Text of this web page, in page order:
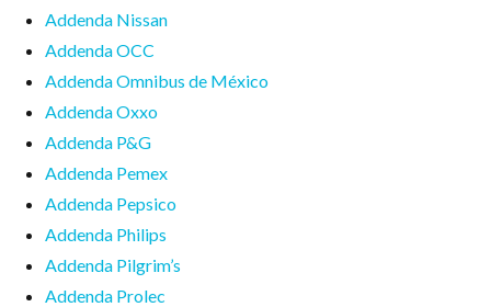
Addenda Nissan
Addenda OCC
Addenda Omnibus de México
Addenda Oxxo
Addenda P&G
Addenda Pemex
Addenda Pepsico
Addenda Philips
Addenda Pilgrim’s
Addenda Prolec